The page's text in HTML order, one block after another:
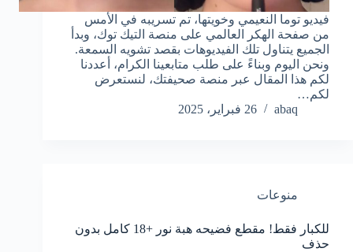
فيديو توما النعيمي وخويتها، تم تسريبه في الأمس
من صفحة الهكر العالمي على منصة التيك توك، وبدأ
الجميع يتناول تلك الفيديوهات بقصد تشويه السمعة.
ونحن اليوم وبناءً على طلب متابعينا الكرام، أعددنا
لكم هذا المقال عبر منصة صحيفتك، لنستعرض
لكم…
abaq
26 فبراير، 2025
منوعات
للكبار فقط! مقطع فضيحه هبة نور +18 كامل بدون
حذف